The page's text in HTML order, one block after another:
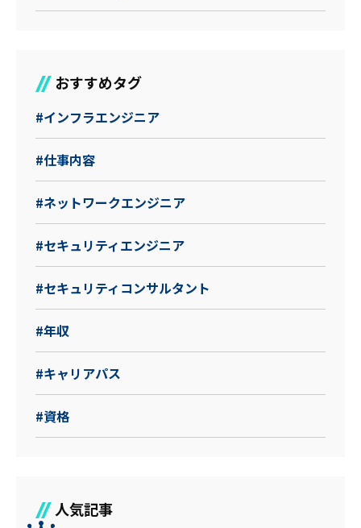
おすすめタグ
#インフラエンジニア
#仕事内容
#ネットワークエンジニア
#セキュリティエンジニア
#セキュリティコンサルタント
#年収
#キャリアパス
#資格
人気記事